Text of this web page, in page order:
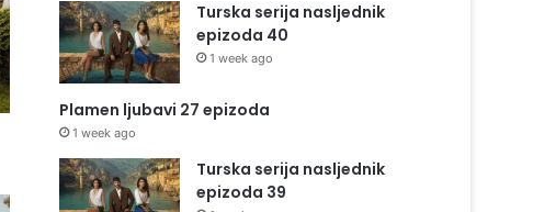
Turska serija nasljednik
epizoda 40
1 week ago
Plamen ljubavi 27 epizoda
1 week ago
Turska serija nasljednik
epizoda 39